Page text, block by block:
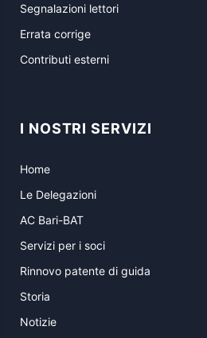
Segnalazioni lettori
Errata corrige
Contributi esterni
I NOSTRI SERVIZI
Home
Le Delegazioni
AC Bari-BAT
Servizi per i soci
Rinnovo patente di guida
Storia
Notizie